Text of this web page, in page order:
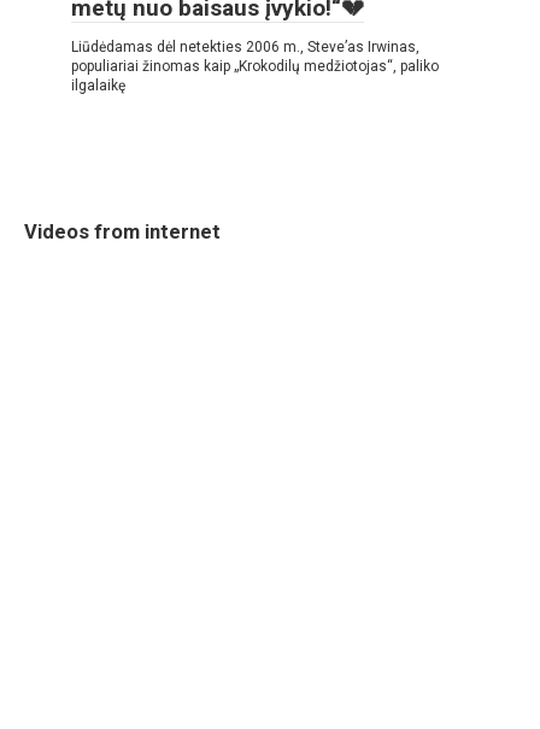
metų nuo baisaus įvykio!“💔
Liūdėdamas dėl netekties 2006 m., Steve’as Irwinas,
populiariai žinomas kaip „Krokodilų medžiotojas“, paliko
ilgalaikę
Videos from internet